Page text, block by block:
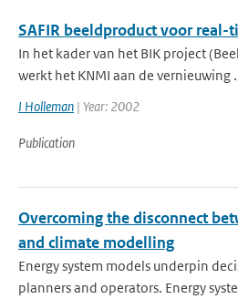
SAFIR beeldproduct voor real-
In het kader van het BIK project
werkt het KNMI aan de vernieuwing
I Holleman | Year: 2002
Publication
Overcoming the disconnect
and climate modelling
Energy system models underpin
planners and operators. Energy